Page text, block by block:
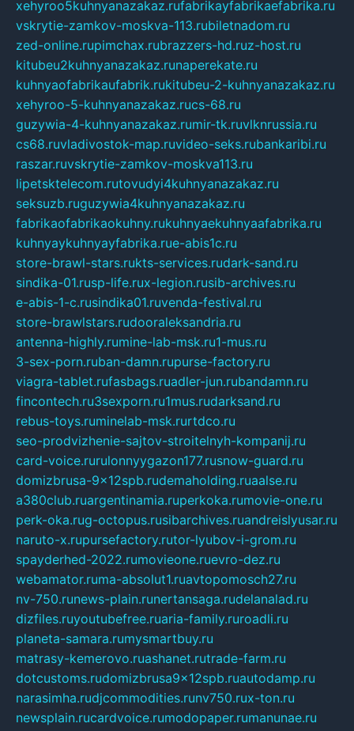
xehyroo5kuhnyanazakaz.rufabrikayfabrikaefabrika.ru
vskrytie-zamkov-moskva-113.rubiletnadom.ru
zed-online.rupimchax.rubrazzers-hd.ruz-host.ru
kitubeu2kuhnyanazakaz.runaperekate.ru
kuhnyaofabrikaufabrik.rukitubeu-2-kuhnyanazakaz.ru
xehyroo-5-kuhnyanazakaz.rucs-68.ru
guzywia-4-kuhnyanazakaz.rumir-tk.ruvlknrussia.ru
cs68.ruvladivostok-map.ruvideo-seks.rubankaribi.ru
raszar.ruvskrytie-zamkov-moskva113.ru
lipetsktelecom.rutovudyi4kuhnyanazakaz.ru
seksuzb.ruguzywia4kuhnyanazakaz.ru
fabrikaofabrikaokuhny.rukuhnyaekuhnyaafabrika.ru
kuhnyaykuhnyayfabrika.rue-abis1c.ru
store-brawl-stars.rukts-services.rudark-sand.ru
sindika-01.rusp-life.rux-legion.rusib-archives.ru
e-abis-1-c.rusindika01.ruvenda-festival.ru
store-brawlstars.rudooraleksandria.ru
antenna-highly.rumine-lab-msk.ru1-mus.ru
3-sex-porn.ruban-damn.rupurse-factory.ru
viagra-tablet.rufasbags.ruadler-jun.rubandamn.ru
fincontech.ru3sexporn.ru1mus.rudarksand.ru
rebus-toys.ruminelab-msk.rurtdco.ru
seo-prodvizhenie-sajtov-stroitelnyh-kompanij.ru
card-voice.rurulonnyygazon177.rusnow-guard.ru
domizbrusa-9x12spb.rudemaholding.ruaalse.ru
a380club.ruargentinamia.ruperkoka.rumovie-one.ru
perk-oka.rug-octopus.rusibarchives.ruandreislyusar.ru
naruto-x.rupursefactory.rutor-lyubov-i-grom.ru
spayderhed-2022.rumovieone.ruevro-dez.ru
webamator.ruma-absolut1.ruavtopomosch27.ru
nv-750.runews-plain.runertansaga.rudelanalad.ru
dizfiles.ruyoutubefree.ruaria-family.ruroadli.ru
planeta-samara.rumysmartbuy.ru
matrasy-kemerovo.ruashanet.rutrade-farm.ru
dotcustoms.rudomizbrusa9x12spb.ruautodamp.ru
narasimha.rudjcommodities.runv750.rux-ton.ru
newsplain.rucardvoice.rumodopaper.rumanunae.ru